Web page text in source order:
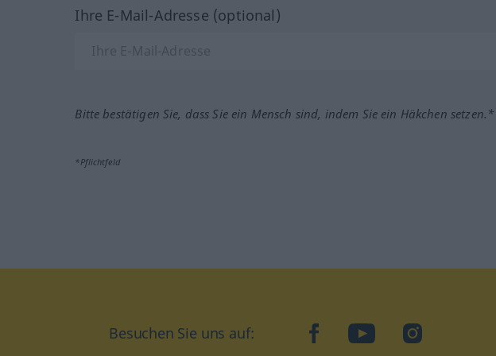
Ihre E-Mail-Adresse (optional)
Bitte bestätigen Sie, dass Sie ein Mensch sind, indem Sie ein Häkchen setzen.*
*Pflichtfeld
Besuchen Sie uns auf: facebookYouTubeInstagram